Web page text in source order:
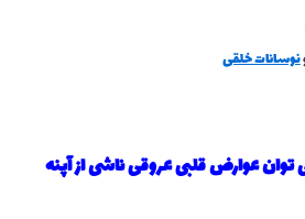
نوسانات خلقی
عوارض قلبی عروقی ناشی از آپنه